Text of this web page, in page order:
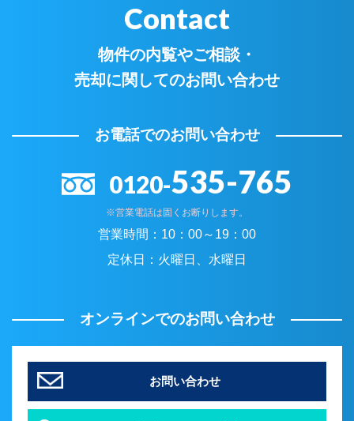
Contact
物件の内覧やご相談・
売却に関してのお問い合わせ
お電話でのお問い合わせ
0120-535-765
※営業電話は固くお断りします。
営業時間： 10：00～19：00
定休日： 火曜日、水曜日
オンラインでのお問い合わせ
お問い合わせ